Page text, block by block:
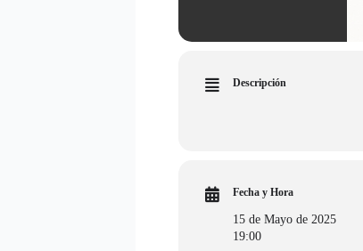
Descripción
Fecha y Hora
15 de Mayo de 2025
19:00